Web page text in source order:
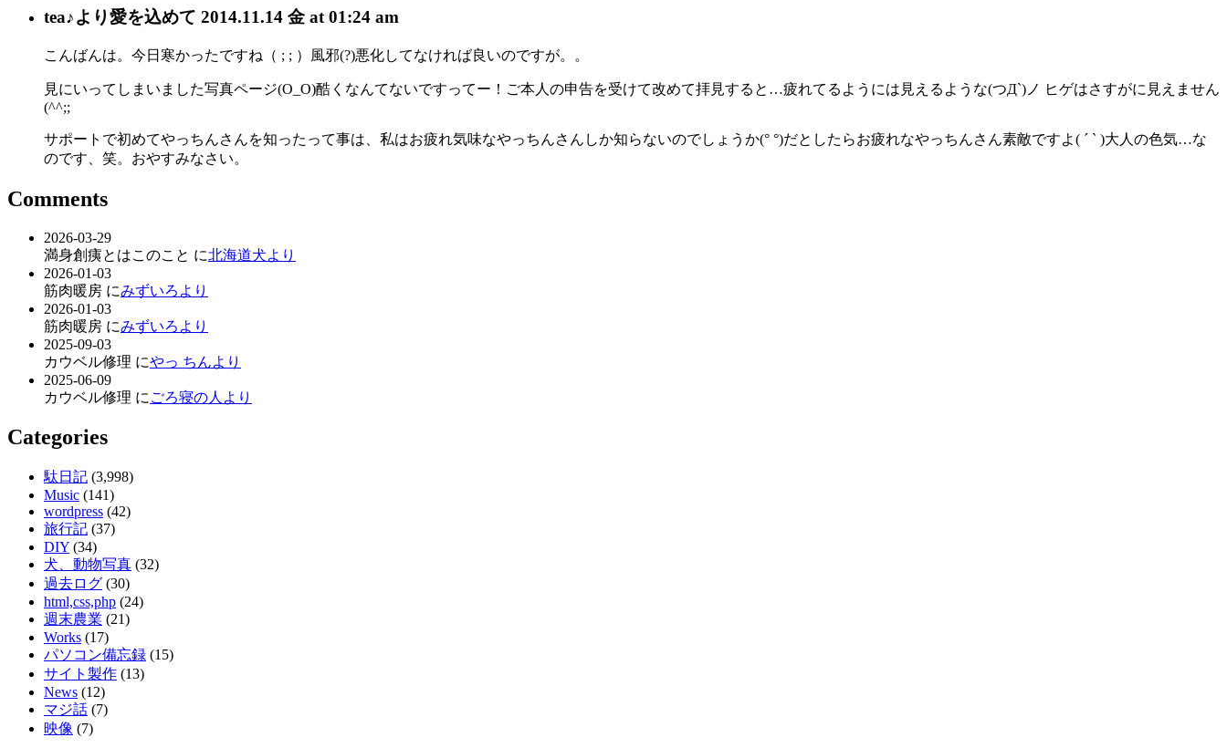
tea♪より愛を込めて 2014.11.14 金 at 01:24 am
こんばんは。今日寒かったですね（ ; ; ）風邪(?)悪化してなければ良いのですが。。
見にいってしまいました写真ページ(O_O)酷くなんてないですってー！ご本人の申告を受けて改めて拝見すると…疲れてるようには見えるような(つД`)ノ ヒゲはさすがに見えません
(^^;;
サポートで初めてやっちんさんを知ったって事は、私はお疲れ気味なやっちんさんしか知らないのでしょうか(° °)だとしたらお疲れなやっちんさん素敵ですよ( ´ ` )大人の色気…な
のです、笑。おやすみなさい。
Comments
2026-03-29
満身創痍とはこのこと に北海道犬より
2026-01-03
筋肉暖房 にみずいろより
2026-01-03
筋肉暖房 にみずいろより
2025-09-03
カウベル修理 にやっ ちんより
2025-06-09
カウベル修理 に ごろ寝の人より
Categories
駄日記 (3,998)
Music (141)
wordpress (42)
旅行記 (37)
DIY (34)
犬、動物写真 (32)
過去ログ (30)
html,css,php (24)
週末農業 (21)
Works (17)
パソコン備忘録 (15)
サイト製作 (13)
News (12)
マジ話 (7)
映像 (7)